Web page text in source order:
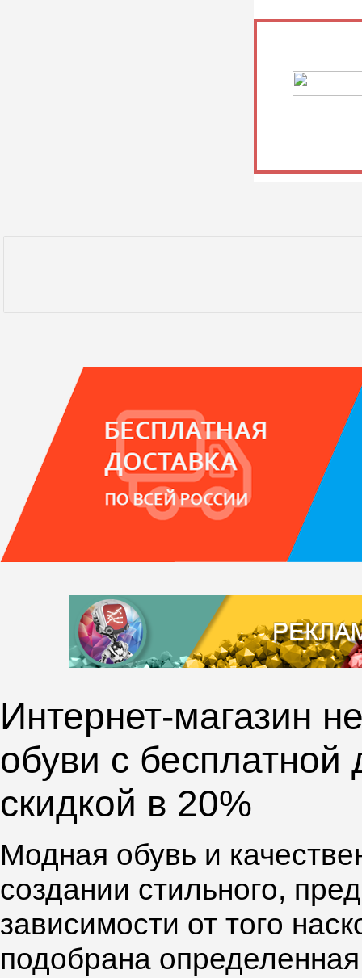
Интернет-магазин
обуви с бесплатной
скидкой в 20%
Модная обувь и
создании стильного,
зависимости от того
подобрана